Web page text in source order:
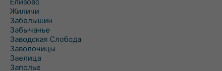
Жиличи
Забелышин
Забычанье
Заводская Слобода
Заволочицы
Заелица
Заполье